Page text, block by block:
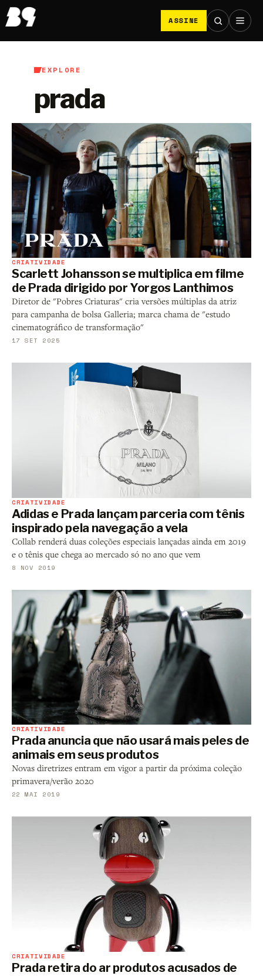
ASSINE
EXPLORE
prada
CRIATIVIDADE
Scarlett Johansson se multiplica em filme
de Prada dirigido por Yorgos Lanthimos
Diretor de "Pobres Criaturas" cria versões múltiplas da atriz
para campanha de bolsa Galleria; marca chama de "estudo
cinematográfico de transformação"
17 SET 2025
CRIATIVIDADE
Adidas e Prada lançam parceria com tênis
inspirado pela navegação a vela
Collab renderá duas coleções especiais lançadas ainda em 2019
e o tênis que chega ao mercado só no ano que vem
8 NOV 2019
CRIATIVIDADE
Prada anuncia que não usará mais peles de
animais em seus produtos
Novas diretrizes entram em vigor a partir da próxima coleção
primavera/verão 2020
22 MAI 2019
CRIATIVIDADE
Prada retira do ar produtos acusados de